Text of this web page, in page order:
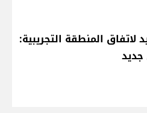
لاتفاق المنطقة التجريبية:
جديد